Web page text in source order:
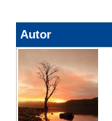
Autor